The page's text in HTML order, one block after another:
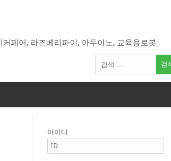
페어, 라즈베리파이, 아두이노, 교육용로봇
색
아이디